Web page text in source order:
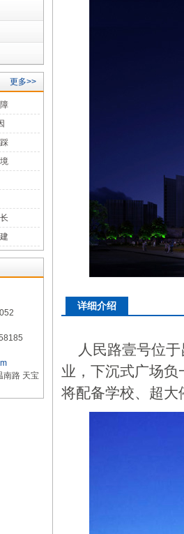
更多>>
南路 天宝
详细介绍
人民路壹号位于
业，下沉式广场
将配备学校、超大